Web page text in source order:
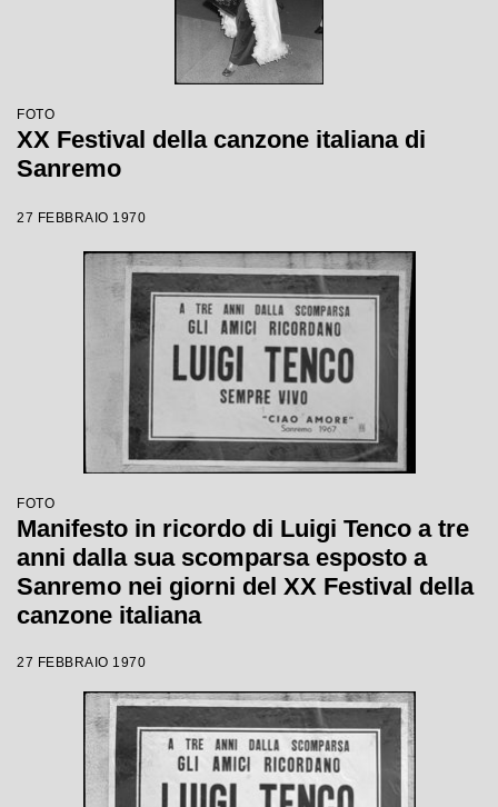
FOTO
XX Festival della canzone italiana di
Sanremo
27 FEBBRAIO 1970
FOTO
Manifesto in ricordo di Luigi Tenco a tre
anni dalla sua scomparsa esposto a
Sanremo nei giorni del XX Festival della
canzone italiana
27 FEBBRAIO 1970